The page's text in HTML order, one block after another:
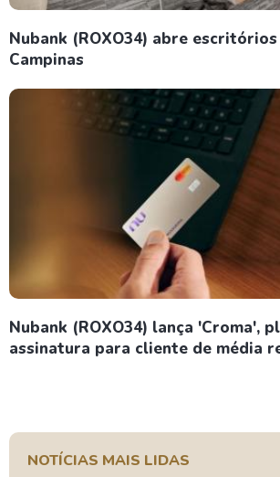
Nubank (ROXO34) abre escritórios
Campinas
Nubank (ROXO34) lança 'Croma',
assinatura para cliente de média
NOTÍCIAS MAIS LIDAS